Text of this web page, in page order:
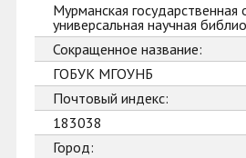
Мурманская государственная
универсальная научная
Сокращенное название:
ГОБУК МГОУНБ
Почтовый индекс:
183038
Город: